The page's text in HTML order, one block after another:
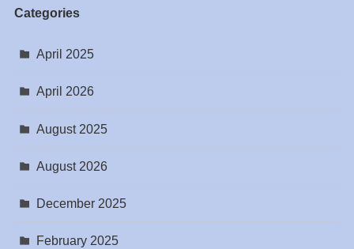
Categories
April 2025
April 2026
August 2025
August 2026
December 2025
February 2025